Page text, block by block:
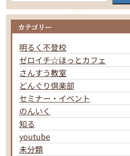
カテゴリー
明るく不登校
ゼロイチ☆ほっとカフェ
さんすう教室
どんぐり倶楽部
セミナー・イベント
のんいく
知る
youtube
未分類